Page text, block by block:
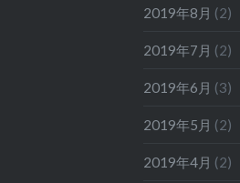
2019年8月 (2)
2019年7月 (2)
2019年6月 (3)
2019年5月 (2)
2019年4月 (2)